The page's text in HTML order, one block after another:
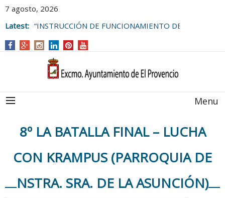
7 agosto, 2026
Latest: “INSTRUCCIÓN DE FUNCIONAMIENTO DE
AYUNTAMIENTO DE EL PROVENCIO
Menu
8º LA BATALLA FINAL – LUCHA
CON KRAMPUS (PARROQUIA DE
NSTRA. SRA. DE LA ASUNCIÓN)